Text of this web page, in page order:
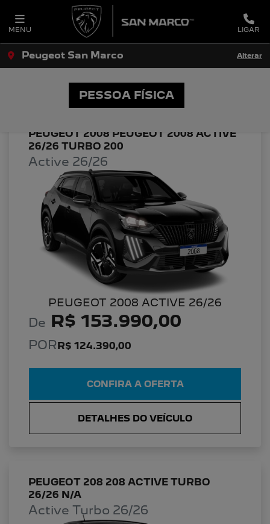
MENU LIGAR
Peugeot San Marco Alterar
PESSOA FÍSICA
OFERTAS PEUGEOT SAN MARCO
PEUGEOT 2008 PEUGEOT 2008 ACTIVE
26/26 TURBO 200
Active 26/26
PEUGEOT 2008 ACTIVE 26/26
De R$ 153.990,00
PORR$ 124.390,00
CONFIRA A OFERTA
DETALHES DO VEÍCULO
PEUGEOT 208 208 ACTIVE TURBO
26/26 N/A
Active Turbo 26/26